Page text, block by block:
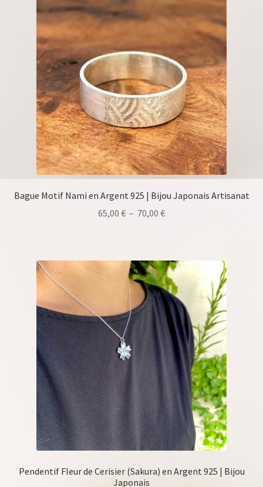
Bague Motif Nami en Argent 925 | Bijou Japonais Artisanat
65,00 € – 70,00 €Plage
à
70,00 €
Pendentif Fleur de Cerisier (Sakura) en Argent 925 | Bijou
Japonais